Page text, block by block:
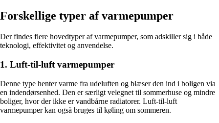
Forskellige typer af varmepumper
Der findes flere hovedtyper af varmepumper, som adskiller sig i både
teknologi, effektivitet og anvendelse.
1. Luft-til-luft varmepumper
Denne type henter varme fra udeluften og blæser den ind i boligen via
en indendørsenhed. Den er særligt velegnet til sommerhuse og mindre
boliger, hvor der ikke er vandbårne radiatorer. Luft-til-luft
varmepumper kan også bruges til køling om sommeren.